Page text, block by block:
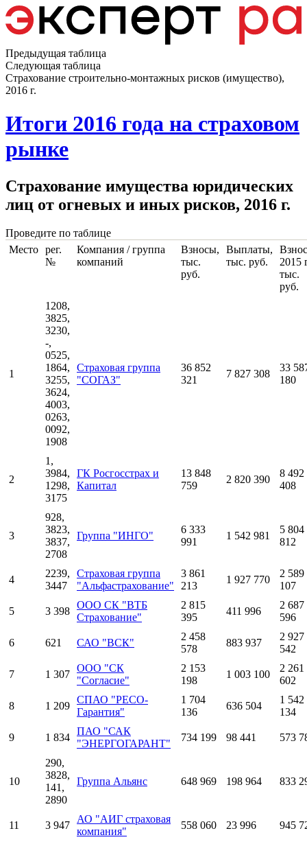
Предыдущая таблица
Следующая таблица
Страхование строительно-монтажных рисков (имущество),
2016 г.
Итоги 2016 года на страховом
рынке
Страхование имущества юридических
лиц от огневых и иных рисков, 2016 г.
Проведите по таблице
Место рег.
№
Компания / группа
компаний
Взносы,
тыс.
руб.
Выплаты,
тыс. руб.
2015
тыс.
руб.
1
1208,
3825,
3230,
-,
0525,
1864,
3255,
3624,
4003,
0263,
0092,
1908
Страховая группа
"СОГАЗ"
36 852
321
7 827 308
33
180
2
1,
3984,
1298,
3175
ГК Росгосстрах и
Капитал
13 848
759
2 820 390
8 492
408
3
928,
3823,
3837,
2708
Группа "ИНГО"
6 333
991
1 542 981
5 804
812
4
2239,
3447
Страховая группа
"Альфастрахование"
3 861
213
1 927 770
2 589
107
5 3 398
ООО СК "ВТБ
Страхование"
2 815
395
411 996
2 687
596
6 621 САО "ВСК"
2 458
578
883 937
2 927
542
7 1 307
ООО "СК
"Согласие"
2 153
198
1 003 100
2 261
602
8 1 209
СПАО "РЕСО-
Гарантия"
1 704
136
636 504
1 542
134
9 1 834
ПАО "САК
"ЭНЕРГОГАРАНТ"
734 199 98 441 573
10
290,
3828,
141,
2890
Группа Альянс 648 969 198 964 833
11 3 947
АО "АИГ страховая
компания"
558 060 23 996 945